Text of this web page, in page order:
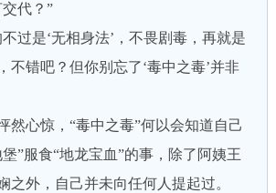
代？”
是‘无相身法’，不畏剧毒，再就是
不错吧？但你别忘了‘毒中之毒’并非
心惊，“毒中之毒”何以会知道自己
”服食“地龙宝血”的事，除了阿姨王
之外，自己并未向任何人提起过。